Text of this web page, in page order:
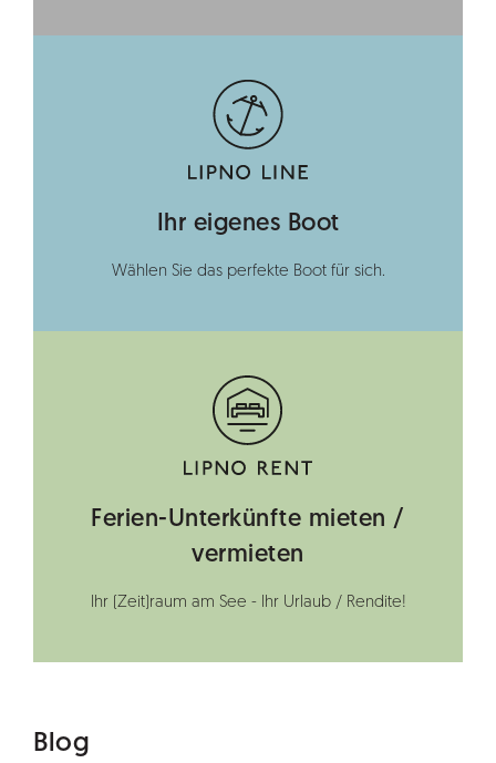
Ihr eigenes Boot
Wählen Sie das perfekte Boot für sich.
Ferien-Unterkünfte mieten /
vermieten
Ihr (Zeit)raum am See - Ihr Urlaub / Rendite!
Blog